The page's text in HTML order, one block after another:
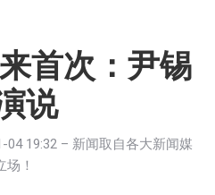
首次：尹锡
说
04 19:32 – 新闻取自各大新闻媒
！